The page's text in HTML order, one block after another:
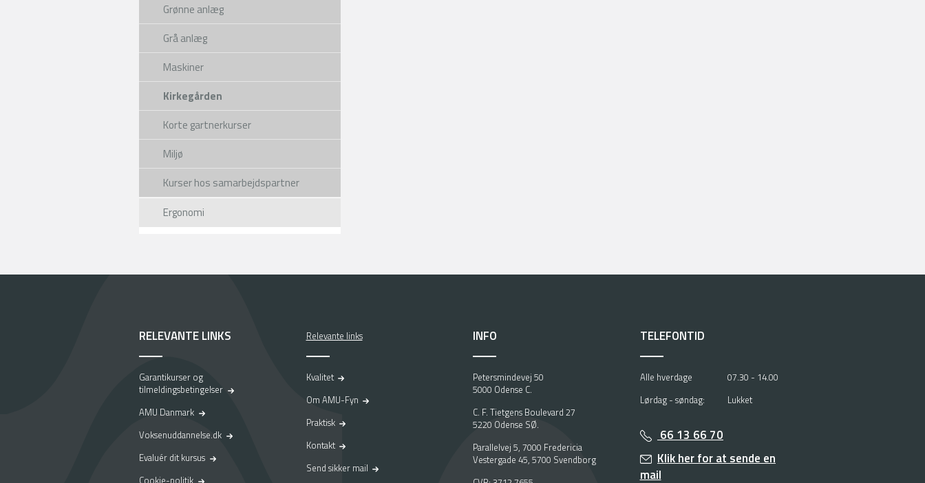
Grønne anlæg
Grå anlæg
Maskiner
Kirkegården
Korte gartnerkurser
Miljø
Kurser hos samarbejdspartner
Ergonomi
RELEVANTE LINKS
Garantikurser og
tilmeldingsbetingelser
AMU Danmark
Voksenuddannelse.dk
Evaluér dit kursus
Cookie-politik
Relevante links
Kvalitet
Om AMU-Fyn
Praktisk
Kontakt
Send sikker mail
INFO
Petersmindevej 50
5000 Odense C.
C. F. Tietgens Boulevard 27
5220 Odense SØ.
Parallelvej 5, 7000 Fredericia
Vestergade 45, 5700 Svendborg
TELEFONTID
Alle hverdage
07.30 - 14.00
Lørdag - søndag:
Lukket
66 13 66 70
Klik her for at sende en
mail